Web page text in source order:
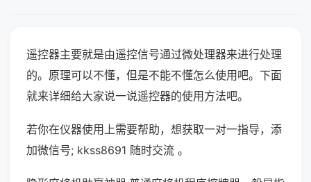
遥控器主要就是由遥控信号通过微处理器来进行处理
的。原理可以不懂，但是不能不懂怎么使用吧。下面
就来详细给大家说一说遥控器的使用方法吧。
若你在仪器使用上需要帮助，想获取一对一指导，添
加微信号; kkss8691 随时交流 。